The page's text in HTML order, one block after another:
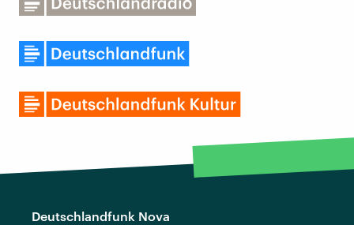
Deutschlandfunk Nova